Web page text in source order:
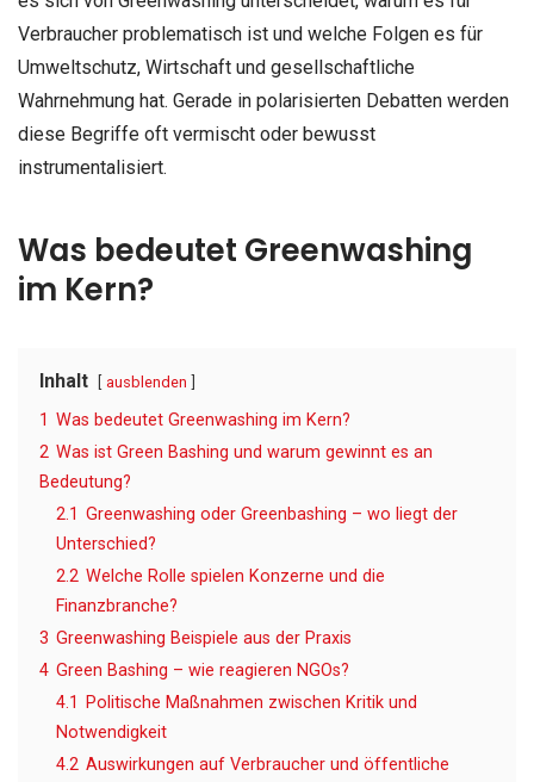
Verbraucher problematisch ist und welche Folgen es für
Umweltschutz, Wirtschaft und gesellschaftliche
Wahrnehmung hat. Gerade in polarisierten Debatten werden
diese Begriffe oft vermischt oder bewusst
instrumentalisiert.
Was bedeutet Greenwashing
im Kern?
Inhalt ausblenden
1 Was bedeutet Greenwashing im Kern?
2 Was ist Green Bashing und warum gewinnt es an
Bedeutung?
2.1 Greenwashing oder Greenbashing – wo liegt der
Unterschied?
2.2 Welche Rolle spielen Konzerne und die
Finanzbranche?
3 Greenwashing Beispiele aus der Praxis
4 Green Bashing – wie reagieren NGOs?
4.1
Politische Maßnahmen zwischen Kritik und
Notwendigkeit
4.2 Auswirkungen auf Verbraucher und öffentliche